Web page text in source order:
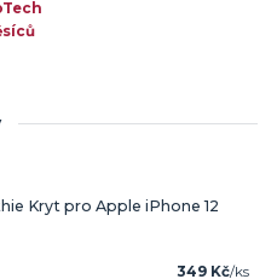
Kryt pro Apple iPhone 12
349 Kč/ks